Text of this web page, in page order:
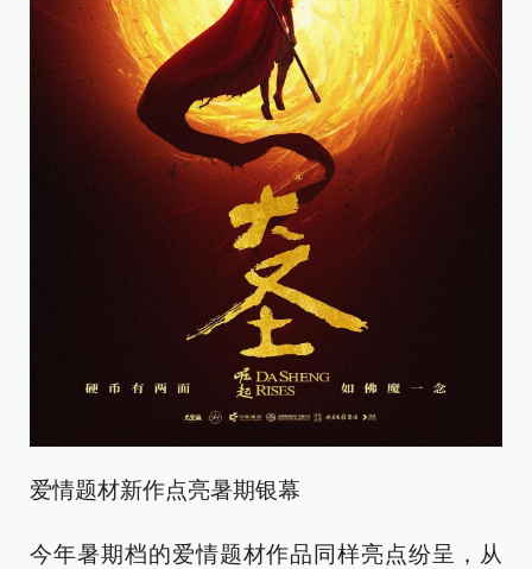
爱情题材新作点亮暑期银幕
今年暑期档的爱情题材作品同样亮点纷呈，从